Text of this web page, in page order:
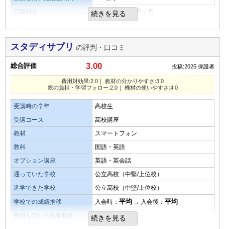
親の負担・学習フォローの仕組み
親の負担は特に感じたことがありません。
タブレットなど機材の使いやすさ・操作性
子供がタブレットやスマホを使うことに抵抗がなく、慣れる
のも早かったので特に悪かった点などはありません。
良いところや要望
良い点としては、塾のように開始時間が決まってるわけでは
ないので、本人の時間でできるところです。
改善点は今のところ思いつかないです。
その他気づいたこと、感じたこと
家での学習習慣がありませんでしたが、こちらの通信教育を
するようになり、習慣化されました。
演習問題の量についてですが、多くも無く少なくもなく程よ
目的を果たせたか
受験対策として苦手教科の克服にと始めましたが、学習内容
はわかりやすかったみたいです。
親の負担・学習フォローの仕組み
学習フォローの仕組み、親の負担についてですがこれと言っ
て特に問題はなかったです
タブレットなど機材の使いやすさ・操作性
タブレットなど機材の操作性ですが、とくにこれと言っての
問題はなかったです
総合評価
総合評価についてですが、本人の苦手教科の克服に大変役立
月額料金
8,000～10,000円／月
費用対効果
塾よりも安く勉強でき、好きな時間に取り組めるから習い事
している人には価値があると思う
教材・授業動画の質・分かりやすさ
その子どもに合うようにつくられている。解説もあり動画で
見れるので見やすかった
教材・授業動画の難易度
難易度は易しいが、自ら取り組まないといけないので分から
ないところを分からないままにしていた。
演習問題の量
演習問題は少なからず多からずで勉強嫌いさんにはちょうど
よかった
続きを見る
スタディサプリ の評判・口コミ
総合評価 3.00 投稿:2025 保護者
費用対効果:2.0｜ 教材の分かりやすさ:3.0
親の負担・学習フォロー:2.0｜ 機材の使いやすさ:4.0
受講時の学年
高校生
受講コース
高校講座
教材
スマートフォン
教科
国語・英語
オプション講座
英語・英会話
通っていた学校
公立高校（中堅/上位校）
進学できた学校
公立高校（中堅/上位校）
学校での成績推移
入会時： 平均 → 入会後： 平均
教材を用いた勉強時間
0.5時間
続きを見る